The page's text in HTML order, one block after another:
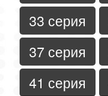
33 серия
37 серия
41 серия